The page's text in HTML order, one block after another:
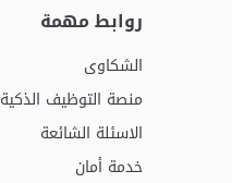
روابط مهمة
الشكاوى
منصة التوظيف الذكية
الاسئلة الشائعة
خدمة أمان